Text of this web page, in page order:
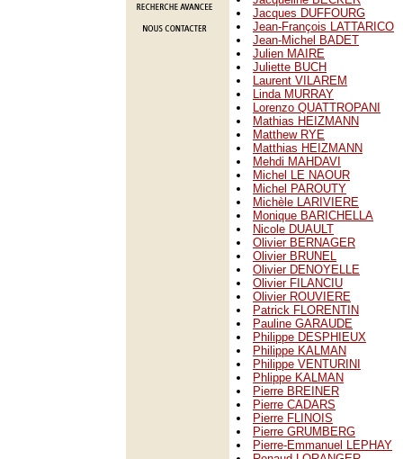
Jacques DUFFOURG
Jean-François LATTARICO
Jean-Michel BADET
Julien MAIRE
Juliette BUCH
Laurent VILAREM
Linda MURRAY
Lorenzo QUATTROPANI
Mathias HEIZMANN
Matthew RYE
Matthias HEIZMANN
Mehdi MAHDAVI
Michel LE NAOUR
Michel PAROUTY
Michèle LARIVIERE
Monique BARICHELLA
Nicole DUAULT
Olivier BERNAGER
Olivier BRUNEL
Olivier DENOYELLE
Olivier FILANCIU
Olivier ROUVIERE
Patrick FLORENTIN
Pauline GARAUDE
Philippe DESPHIEUX
Philippe KALMAN
Philippe VENTURINI
Phlippe KALMAN
Pierre BREINER
Pierre CADARS
Pierre FLINOIS
Pierre GRUMBERG
Pierre-Emmanuel LEPHAY